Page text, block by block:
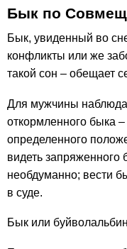
Бык по
Бык, увиденный во
конфликты или же
такой сон – обещает
Для мужчины
откормленного быка
определенного
видеть
необдуманно; вести
в суде.
Бык или